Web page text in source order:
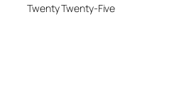
Twenty Twenty-Five